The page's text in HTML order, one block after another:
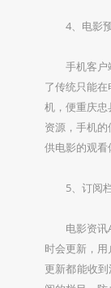
4、电影
手机客户
了传统只能
机，便重庆
资源，手机
供电影的观看
5、订阅
电影资
时会更新，
更新都能收